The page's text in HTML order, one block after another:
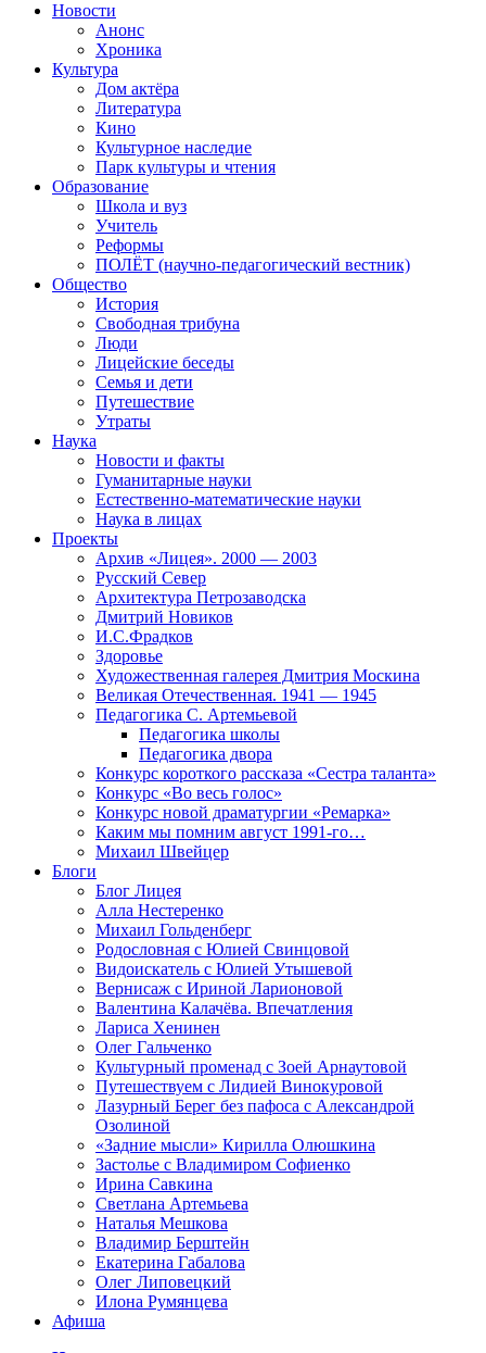
Новости
Анонс
Хроника
Культура
Дом актёра
Литература
Кино
Культурное наследие
Парк культуры и чтения
Образование
Школа и вуз
Учитель
Реформы
ПОЛЁТ (научно-педагогический вестник)
Общество
История
Свободная трибуна
Люди
Лицейские беседы
Семья и дети
Путешествие
Утраты
Наука
Новости и факты
Гуманитарные науки
Естественно-математические науки
Наука в лицах
Проекты
Архив «Лицея». 2000 — 2003
Русский Север
Архитектура Петрозаводска
Дмитрий Новиков
И.С.Фрадков
Здоровье
Художественная галерея Дмитрия Москина
Великая Отечественная. 1941 — 1945
Педагогика С. Артемьевой
Педагогика школы
Педагогика двора
Конкурс короткого рассказа «Сестра таланта»
Конкурс «Во весь голос»
Конкурс новой драматургии «Ремарка»
Каким мы помним август 1991-го…
Михаил Швейцер
Блоги
Блог Лицея
Алла Нестеренко
Михаил Гольденберг
Родословная с Юлией Свинцовой
Видоискатель с Юлией Утышевой
Вернисаж с Ириной Ларионовой
Валентина Калачёва. Впечатления
Лариса Хенинен
Олег Гальченко
Культурный променад с Зоей Арнаутовой
Путешествуем с Лидией Винокуровой
Лазурный Берег без пафоса с Александрой
Озолиной
«Задние мысли» Кирилла Олюшкина
Застолье с Владимиром Софиенко
Ирина Савкина
Светлана Артемьева
Наталья Мешкова
Владимир Берштейн
Екатерина Габалова
Олег Липовецкий
Илона Румянцева
Афиша